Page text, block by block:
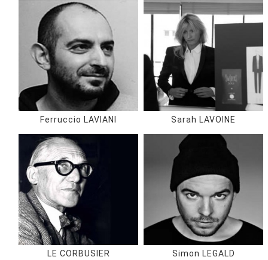
Ferruccio LAVIANI Sarah LAVOINE
LE CORBUSIER Simon LEGALD